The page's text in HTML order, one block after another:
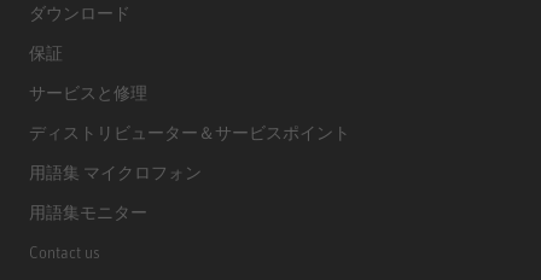
ダウンロード
保証
サービスと修理
ディストリビューター＆サービスポイント
用語集 マイクロフォン
用語集モニター
Contact us